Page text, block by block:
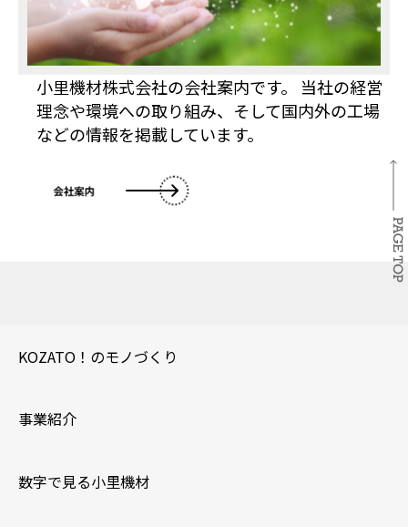
小里機材株式会社の会社案内です。 当社の経営
理念や環境への取り組み、そして国内外の工場
などの情報を掲載しています。
KOZATO！のモノづくり
事業紹介
数字で見る小里機材